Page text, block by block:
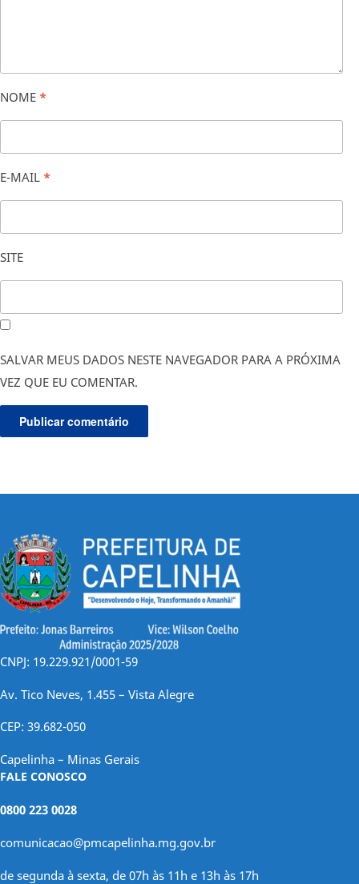
NOME *
E-MAIL *
SITE
SALVAR MEUS DADOS NESTE NAVEGADOR PARA A PRÓXIMA
VEZ QUE EU COMENTAR.
CNPJ: 19.229.921/0001-59
Av. Tico Neves, 1.455 – Vista Alegre
CEP: 39.682-050
Capelinha – Minas Gerais
FALE CONOSCO
0800 223 0028
comunicacao@pmcapelinha.mg.gov.br
de segunda à sexta, de 07h às 11h e 13h às 17h